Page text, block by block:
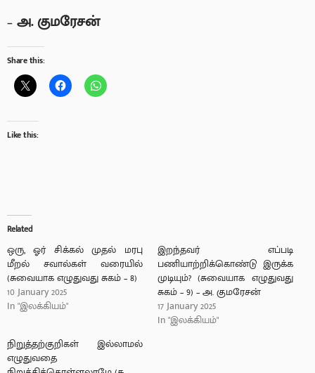
–அ. குமரேசன்
Share this:
Like this:
Related
ஒரு, ஓர் சிக்கல் முதல் மரபு
மீறல் சவால்கள் வரையில்
(சுவையாக எழுதுவது சுகம் – 8)
10 January 2025
In "இலக்கியம்"
இறந்தவர் எப்படி
பணியாற்றிக்கொண்டு இருக்க
முடியும்? (சுவையாக எழுதுவது
சுகம் – 9) – அ. குமரேசன்
17 January 2025
In "இலக்கியம்"
நிறுத்தற்குறிகள் இல்லாமல்
எழுதுவதை